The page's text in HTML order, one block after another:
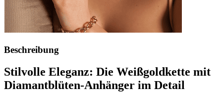
Beschreibung
Stilvolle Eleganz: Die Weißgoldkette mit
Diamantblüten-Anhänger im Detail